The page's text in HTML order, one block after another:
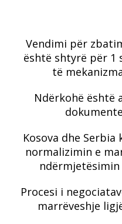
Vendimi për
është shtyrë për 1
të
Ndërkohë është
Kosova dhe
normalizimin e
Procesi i
marrëveshje